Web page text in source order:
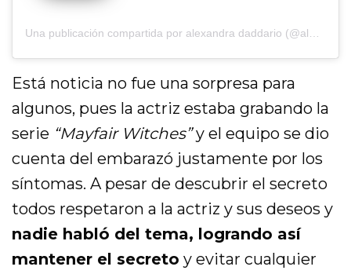
Una publicación compartida por alexandra daddario (@alexandradaddario)
Está noticia no fue una sorpresa para
algunos, pues la actriz estaba grabando la
serie “Mayfair Witches”y el equipo se dio
cuenta del embarazó justamente por los
síntomas. A pesar de descubrir el secreto
todos respetaron a la actriz y sus deseos y
nadie habló del tema, logrando así
mantener el secreto y evitar cualquier